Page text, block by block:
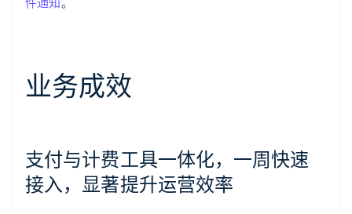
业务成效
支付与计费工具一体化，一周快速
接入，显著提升运营效率